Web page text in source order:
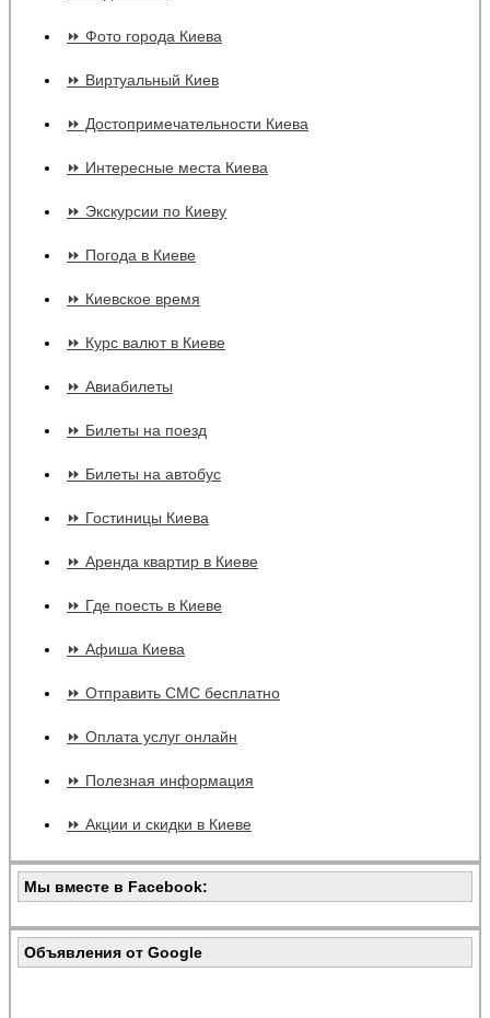
⏩ Фото города Киева
⏩ Виртуальный Киев
⏩ Достопримечательности Киева
⏩ Интересные места Киева
⏩ Экскурсии по Киеву
⏩ Погода в Киеве
⏩ Киевское время
⏩ Курс валют в Киеве
⏩ Авиабилеты
⏩ Билеты на поезд
⏩ Билеты на автобус
⏩ Гостиницы Киева
⏩ Аренда квартир в Киеве
⏩ Где поесть в Киеве
⏩ Афиша Киева
⏩ Отправить СМС бесплатно
⏩ Оплата услуг онлайн
⏩ Полезная информация
⏩ Акции и скидки в Киеве
Мы вместе в Facebook:
Объявления от Google